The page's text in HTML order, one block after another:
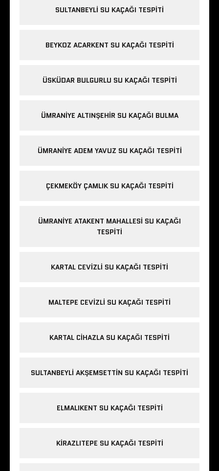
SULTANBEYLI SU KAÇAĞI TESPITI
BEYKOZ ACARKENT SU KAÇAĞI TESPITI
ÜSKÜDAR BULGURLU SU KAÇAĞI TESPITI
ÜMRANIYE ALTINŞEHIR SU KAÇAĞI BULMA
ÜMRANIYE ADEM YAVUZ SU KAÇAĞI TESPITI
ÇEKMEKÖY ÇAMLIK SU KAÇAĞI TESPITI
ÜMRANIYE ATAKENT MAHALLESI SU KAÇAĞI
TESPITI
KARTAL CEVIZLI SU KAÇAĞI TESPITI
MALTEPE CEVIZLI SU KAÇAĞI TESPITI
KARTAL CIHAZLA SU KAÇAĞI TESPITI
SULTANBEYLI AKŞEMSETTIN SU KAÇAĞI TESPITI
ELMALIKENT SU KAÇAĞI TESPITI
KIRAZLITEPE SU KAÇAĞI TESPITI